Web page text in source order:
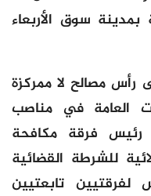
بمدينة سوق الأربعاء
مصالح لا ممركزة
العامة في مناصب
رئيس فرقة مكافحة
للشرطة القضائية
تابعتيين